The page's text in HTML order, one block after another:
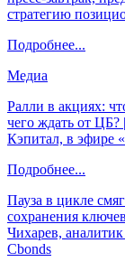
стратегию
Подробнее...
Медиа
Ралли в акциях:
чего ждать от
Кэпитал, в эфире
Подробнее...
Пауза в цикле
сохранения
Чихарев,
Cbonds